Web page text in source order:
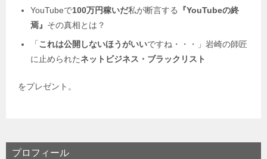
YouTubeで100万円稼いだ私が断言する
『YouTubeの終
焉』 その真相とは？
「 これは公開しないほうがいいですね・・・」岩崎の師匠
に止められたネットビジネス・ ブラックリスト
をプレゼント。
プロフィール